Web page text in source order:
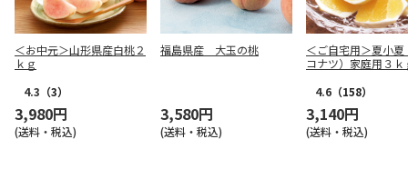
＜お中元＞山形県産白桃２
ｋｇ
4.3 （3）
3,980円
(送料・税込)
福島県産 大玉の桃
3,580円
(送料・税込)
＜ご自宅用＞夏小夏
コナツ）家庭用３ｋ
4.6 （158）
3,140円
(送料・税込)